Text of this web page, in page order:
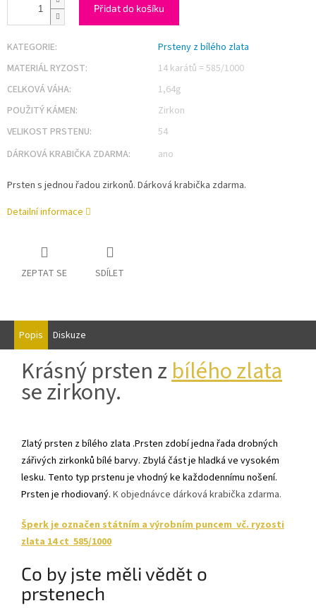
Přidat do košíku
KATEGORIE:
Prsteny z bílého zlata
MATERIÁL RYZOST:
14 karátů = 585/1000
CELKOVÁ VÁHA:
1,64g
POUŽITÝ KÁMEN:
Zirkon
VELIKOST PRSTENU:
54
DÁRKOVÁ KRABIČKA ZDARMA: ano
Prsten s jednou řadou zirkonů. Dárková krabička zdarma.
Detailní informace
ZEPTAT SE SDÍLET
Popis Diskuze
Krásný prsten zbílého zlata
se zirkony.
Zlatý prsten z bílého zlata .Prsten zdobí jedna řada drobných
zářivých zirkonků bílé barvy. Zbylá část je hladká ve vysokém
lesku. Tento typ prstenu je vhodný ke každodennímu nošení.
Prsten je rhodiovaný. K objednávce dárková krabička zdarma.
Šperk je označen státním a výrobním puncem vč. ryzosti
zlata 14 ct 585/1000
Co by jste měli vědět o
prstenech